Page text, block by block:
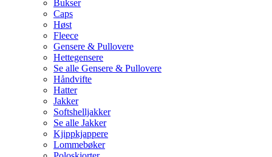
Bukser
Caps
Høst
Fleece
Gensere & Pullovere
Hettegensere
Se alle Gensere & Pullovere
Håndvifte
Hatter
Jakker
Softshelljakker
Se alle Jakker
Kjippkjappere
Lommebøker